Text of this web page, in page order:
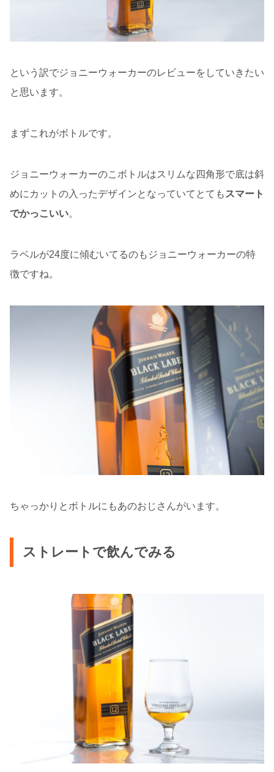
という訳でジョニーウォーカーのレビューをしていきたい
と思います。
まずこれがボトルです。
ジョニーウォーカーのこボトルはスリムな四角形で底は斜
めにカットの入ったデザインとなっていてとても スマート
でかっこいい。
ラベルが24度に傾むいてるのもジョニーウォーカーの特
徴ですね。
ちゃっかりとボトルにもあのおじさんがいます。
ストレートで飲んでみる